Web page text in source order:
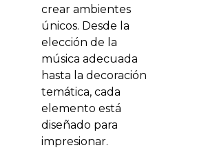
crear ambientes
únicos. Desde la
elección de la
música adecuada
hasta la decoración
temática, cada
elemento está
diseñado para
impresionar.